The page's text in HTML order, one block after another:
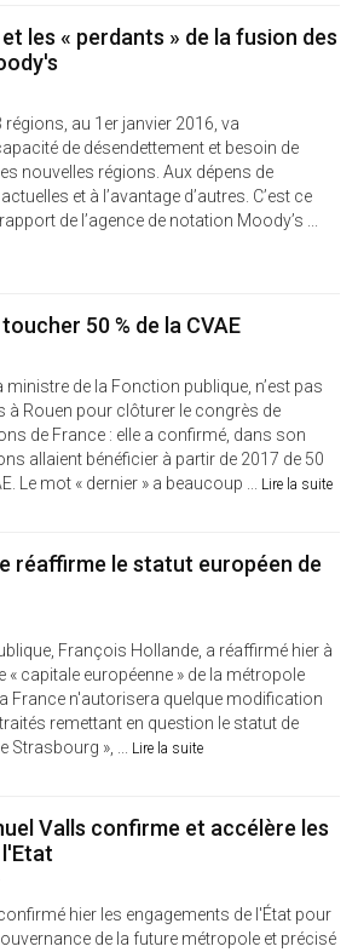
les « perdants » de la fusion des
régions, au 1er janvier 2016, va
de désendettement et besoin de
nouvelles régions. Aux dépens de
et à l’avantage d’autres. C’est ce
de l’agence de notation Moody’s ...
50 % de la CVAE
de la Fonction publique, n’est pas
à Rouen pour clôturer le congrès de
de France : elle a confirmé, dans son
allaient bénéficier à partir de 2017 de 50
Le mot « dernier » a beaucoup ... Lire la suite
réaffirme le statut européen de
François Hollande, a réaffirmé hier à
« capitale européenne » de la métropole
France n'autorisera quelque modification
remettant en question le statut de
Strasbourg », ... Lire la suite
Valls confirme et accélère les
hier les engagements de l'État pour
de la future métropole et précisé